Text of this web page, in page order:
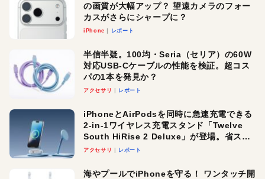
の画質が大幅アップ？ 望遠カメラのフォー
カスがさらにシャープに？
iPhone レポート
半信半疑。100均・Seria（セリア）の60W
対応USB-Cケーブルの性能を検証。超コス
パの1本を発見か？
アクセサリ レポート
iPhoneとAirPodsを同時に急速充電できる
2-in-1ワイヤレス充電スタンド「Twelve
South HiRise 2 Deluxe」が登場。省スペ
ースでおしゃれに充電したい人にオスス
アクセサリ レポート
海やプールでiPhoneを守る！ ワンタッチ開